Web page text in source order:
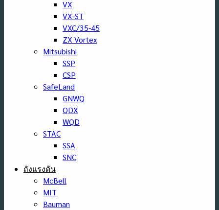
VX
VX-ST
VXC/35-45
ZX Vortex
Mitsubishi
SSP
CSP
SafeLand
GNWQ
QDX
WQD
STAC
SSA
SNC
ถังแรงดัน
McBell
MIT
Bauman